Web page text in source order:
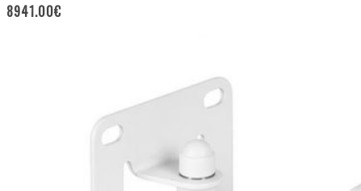
8941.00€